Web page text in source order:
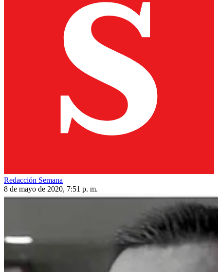
Redacción Semana
8 de mayo de 2020, 7:51 p. m.